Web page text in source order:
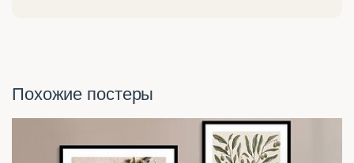
Похожие постеры